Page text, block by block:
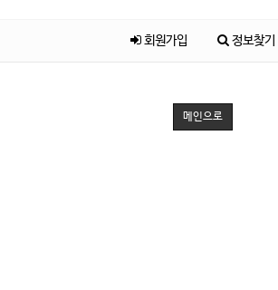
회원가입 정보찾기
메인으로